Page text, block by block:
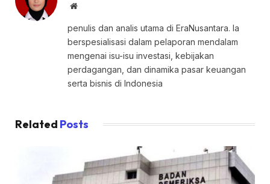
Website
penulis dan analis utama di EraNusantara. Ia
berspesialisasi dalam pelaporan mendalam
mengenai isu-isu investasi, kebijakan
perdagangan, dan dinamika pasar keuangan
serta bisnis di Indonesia
Related Posts